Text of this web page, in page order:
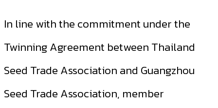
In line with the commitment under the
Twinning Agreement between Thailand
Seed Trade Association and Guangzhou
Seed Trade Association, member